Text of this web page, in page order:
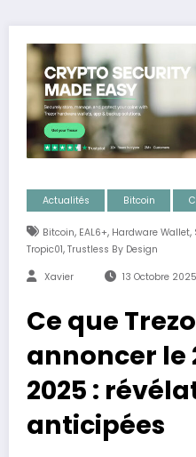
Actualités Bitcoin
Bitcoin, EAL6+, Hardware Wallet,
Tropic01, Trustless By Design
Xavier 13 Octobre 2025
Ce que
annoncer le
2025 :
anticipées